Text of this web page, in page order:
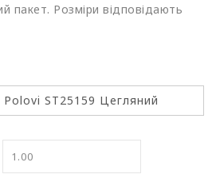
пакет. Розміри відповідають